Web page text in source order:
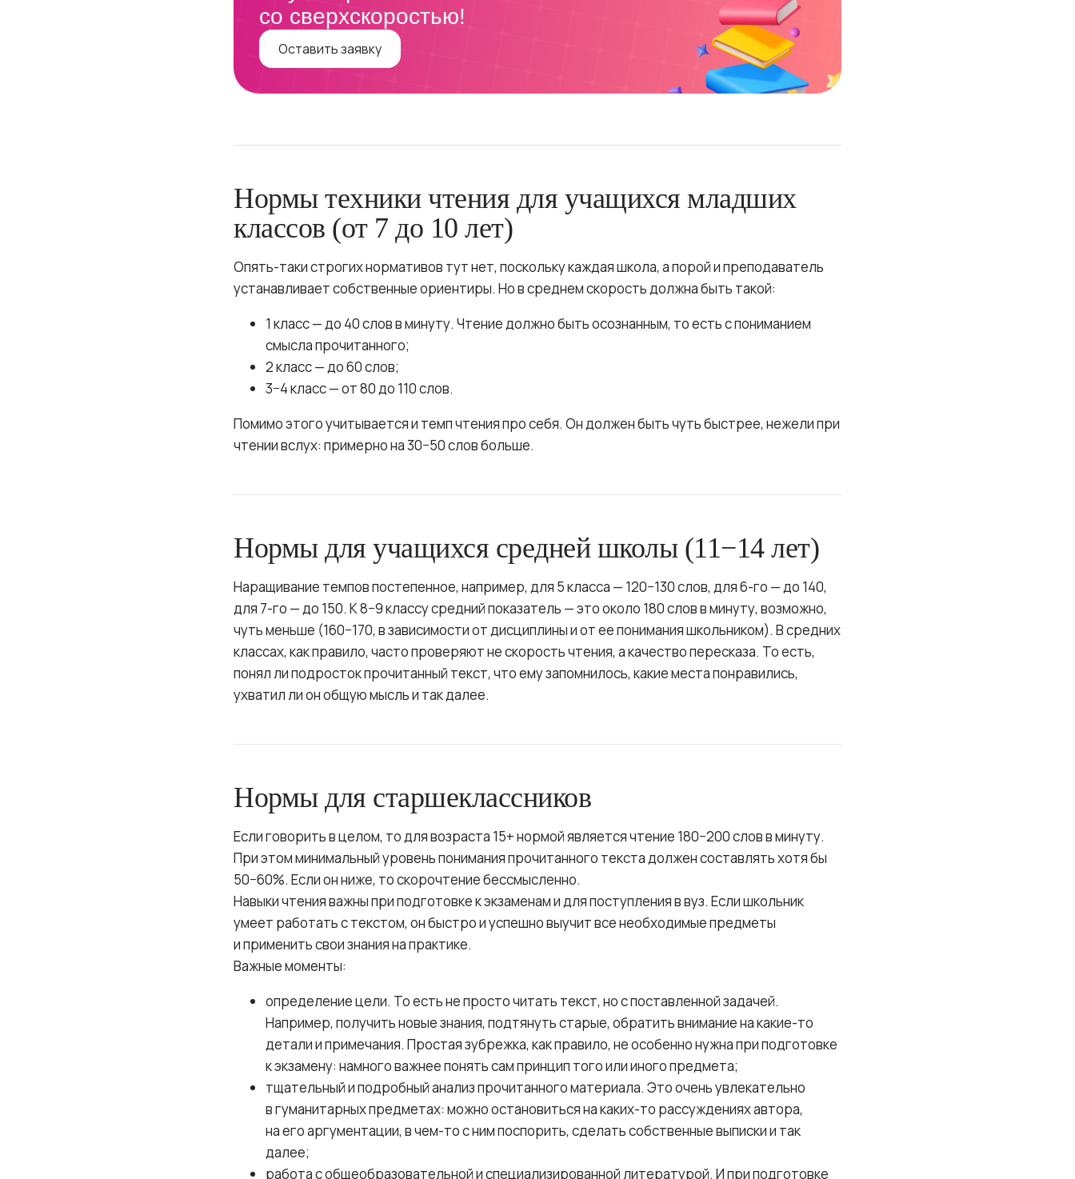
со сверхскоростью!
Оставить заявку
Нормы техники чтения для учащихся младших
классов (от 7 до 10 лет)
Опять-таки строгих нормативов тут нет, поскольку каждая школа, а порой и преподаватель
устанавливает собственные ориентиры. Но в среднем скорость должна быть такой:
1 класс — до 40 слов в минуту. Чтение должно быть осознанным, то есть с пониманием
смысла прочитанного;
2 класс — до 60 слов;
3−4 класс — от 80 до 110 слов.
Помимо этого учитывается и темп чтения про себя. Он должен быть чуть быстрее, нежели при
чтении вслух: примерно на 30−50 слов больше.
Нормы для учащихся средней школы (11−14 лет)
Наращивание темпов постепенное, например, для 5 класса — 120−130 слов, для 6-го — до 140,
для 7-го — до 150. К 8−9 классу средний показатель — это около 180 слов в минуту, возможно,
чуть меньше (160−170, в зависимости от дисциплины и от ее понимания школьником). В средних
классах, как правило, часто проверяют не скорость чтения, а качество пересказа. То есть,
понял ли подросток прочитанный текст, что ему запомнилось, какие места понравились,
ухватил ли он общую мысль и так далее.
Нормы для старшеклассников
Если говорить в целом, то для возраста 15+ нормой является чтение 180−200 слов в минуту.
При этом минимальный уровень понимания прочитанного текста должен составлять хотя бы
50−60%. Если он ниже, то скорочтение бессмысленно.
Навыки чтения важны при подготовке к экзаменам и для поступления в вуз. Если школьник
умеет работать с текстом, он быстро и успешно выучит все необходимые предметы
и применить свои знания на практике.
Важные моменты:
определение цели. То есть не просто читать текст, но с поставленной задачей.
Например, получить новые знания, подтянуть старые, обратить внимание на какие-то
детали и примечания. Простая зубрежка, как правило, не особенно нужна при подготовке
к экзамену: намного важнее понять сам принцип того или иного предмета;
тщательный и подробный анализ прочитанного материала. Это очень увлекательно
в гуманитарных предметах: можно остановиться на каких-то рассуждениях автора,
на его аргументации, в чем-то с ним поспорить, сделать собственные выписки и так
далее;
работа с общеобразовательной и специализированной литературой. И при подготовке